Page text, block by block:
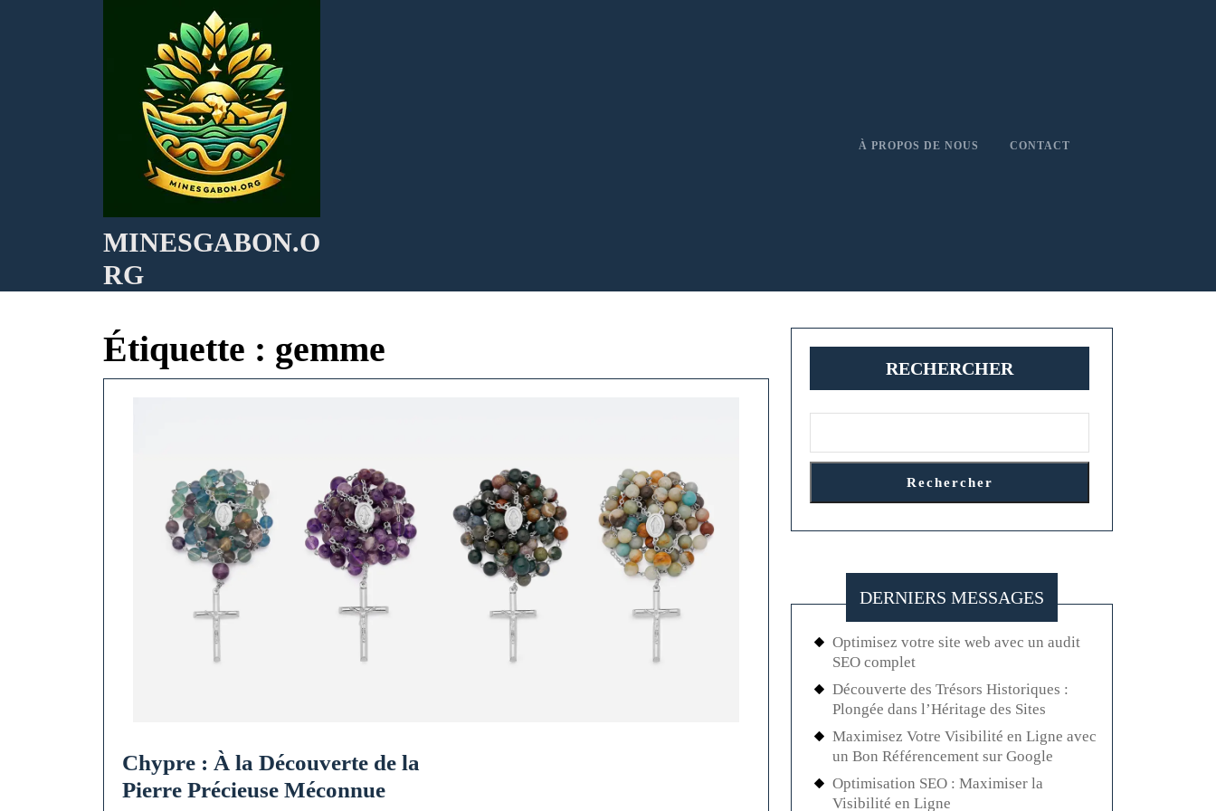
MINESGABON.O
RG
À PROPOS DE NOUS CONTACT
Étiquette : gemme
Chypre : À la Découverte de la
Pierre Précieuse MéconnueChypre
RECHERCHER
Rechercher
DERNIERS MESSAGES
Optimisez votre site web avec un audit
SEO complet
Découverte des Trésors Historiques :
Plongée dans l’Héritage des Sites
Maximisez Votre Visibilité en Ligne avec
un Bon Référencement sur Google
Optimisation SEO : Maximiser la
Visibilité en Ligne